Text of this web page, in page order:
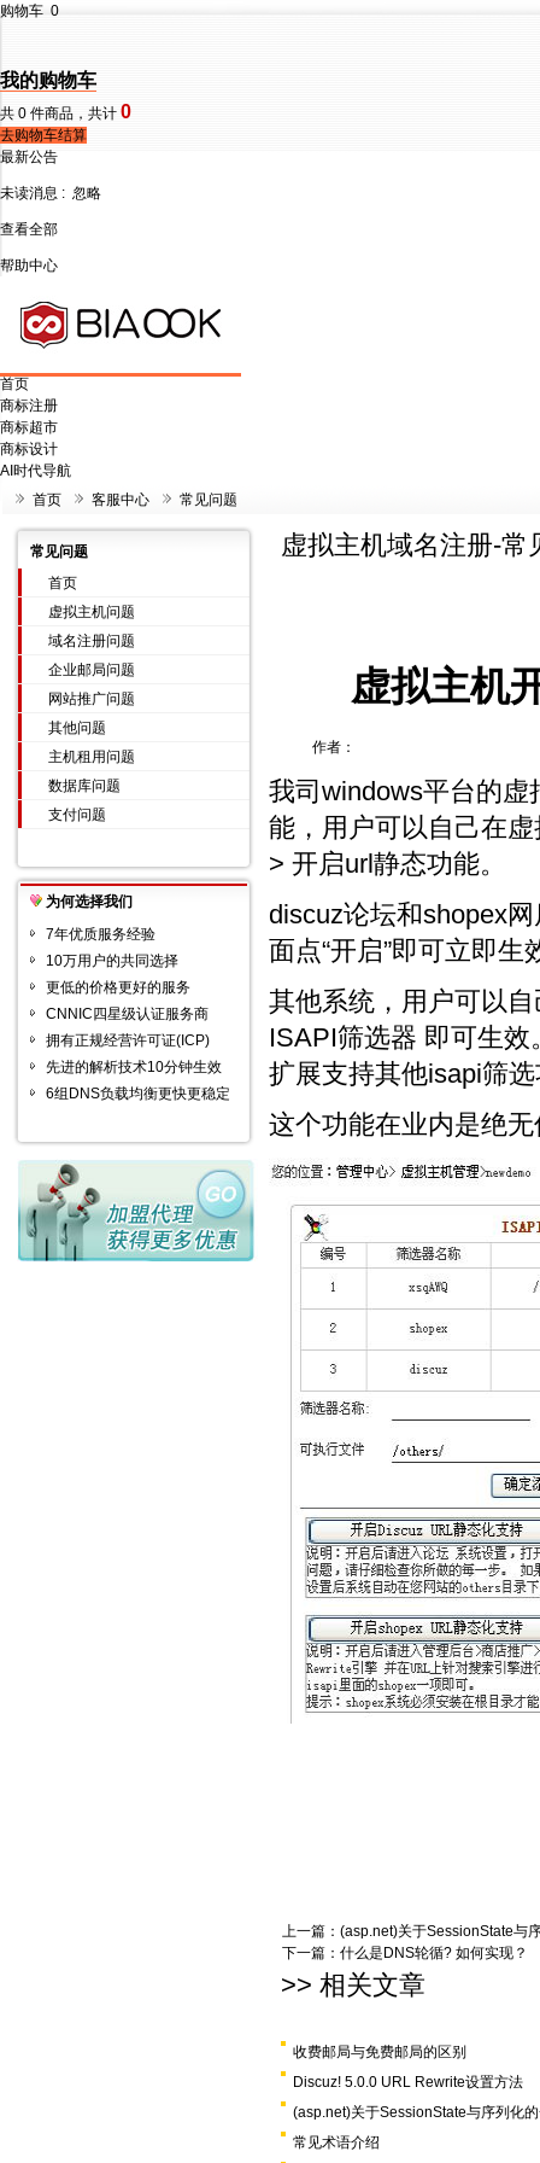
购物车 0
我的购物车
共 0 件商品，共计 0
去购物车结算
最新公告
未读消息 : 忽略
查看全部
帮助中心
首页
商标注册
商标超市
商标设计
AI时代导航
首页
客服中心 常见问题
常见问题
首页
虚拟主机问题
域名注册问题
企业邮局问题
网站推广问题
其他问题
主机租用问题
数据库问题
支付问题
为何选择我们
7年优质服务经验
10万用户的共同选择
更低的价格更好的服务
CNNIC四星级认证服务商
拥有正规经营许可证(ICP)
先进的解析技术10分钟生效
6组DNS负载均衡更快更稳定
虚拟主机域名注册-常
虚拟主机
作者：
我司windows平台的虚
能，用户可以自己在
> 开启url静态功能。
discuz论坛和shopex
面点“开启”即可立即生
其他系统，用户可以
ISAPI筛选器 即可生
扩展支持其他isapi筛
这个功能在业内是绝
上一篇： (asp.net)关于SessionState与
下一篇： 什么是DNS轮循? 如何实现？
>> 相关文章
收费邮局与免费邮局的区别
Discuz! 5.0.0 URL Rewrite设置方法
(asp.net)关于SessionState与序列化
常见术语介绍